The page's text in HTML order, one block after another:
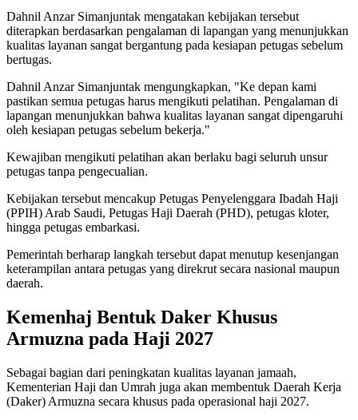
Dahnil Anzar Simanjuntak mengatakan kebijakan tersebut
diterapkan berdasarkan pengalaman di lapangan yang menunjukkan
kualitas layanan sangat bergantung pada kesiapan petugas sebelum
bertugas.
Dahnil Anzar Simanjuntak mengungkapkan, "Ke depan kami
pastikan semua petugas harus mengikuti pelatihan. Pengalaman di
lapangan menunjukkan bahwa kualitas layanan sangat dipengaruhi
oleh kesiapan petugas sebelum bekerja."
Kewajiban mengikuti pelatihan akan berlaku bagi seluruh unsur
petugas tanpa pengecualian.
Kebijakan tersebut mencakup Petugas Penyelenggara Ibadah Haji
(PPIH) Arab Saudi, Petugas Haji Daerah (PHD), petugas kloter,
hingga petugas embarkasi.
Pemerintah berharap langkah tersebut dapat menutup kesenjangan
keterampilan antara petugas yang direkrut secara nasional maupun
daerah.
Kemenhaj Bentuk Daker Khusus
Armuzna pada Haji 2027
Sebagai bagian dari peningkatan kualitas layanan jamaah,
Kementerian Haji dan Umrah juga akan membentuk Daerah Kerja
(Daker) Armuzna secara khusus pada operasional haji 2027.